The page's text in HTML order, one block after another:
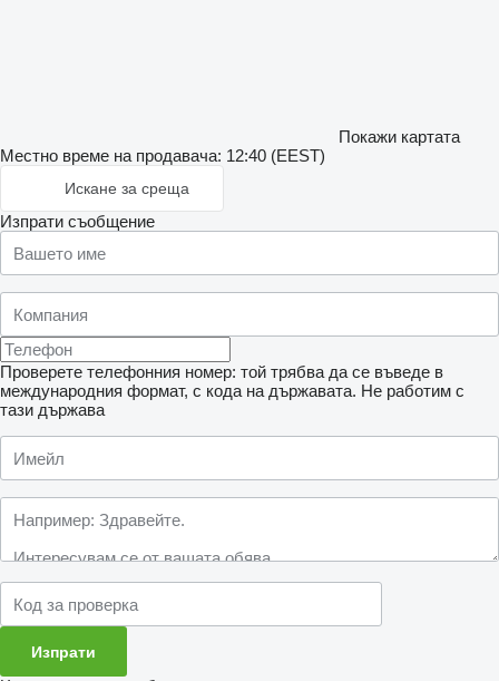
Покажи картата
Местно време на продавача: 12:40 (EEST)
Искане за среща
Изпрати съобщение
Проверете телефонния номер: той трябва да се въведе в
международния формат, с кода на държавата. Не работим с
тази държава